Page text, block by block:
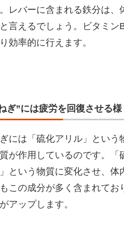
レバーに含まれる鉄分は
言えるでしょう。ビタミ
効率的に行えます。
ぎ”には疲労を回復させる
には「硫化アリル」とい
が作用しているのです。
という物質に変化させ、
この成分が多く含まれて
アップします。